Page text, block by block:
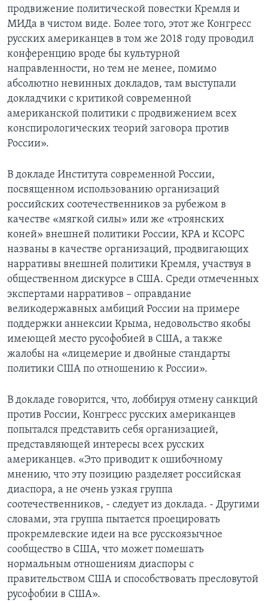
продвижение политической повестки Кремля и
МИДа в чистом виде. Более того, этот же Конгресс
русских американцев в том же 2018 году проводил
конференцию вроде бы культурной
направленности, но тем не менее, помимо
абсолютно невинных докладов, там выступали
докладчики с критикой современной
американской политики с продвижением всех
конспирологических теорий заговора против
России».
В докладе Института современной России,
посвященном использованию организаций
российских соотечественников за рубежом в
качестве «мягкой силы» или же «троянских
коней» внешней политики России, КРА и КСОРС
названы в качестве организаций, продвигающих
нарративы внешней политики Кремля, участвуя в
общественном дискурсе в США. Среди отмеченных
экспертами нарративов – оправдание
великодержавных амбиций России на примере
поддержки аннексии Крыма, недовольство якобы
имеющей место русофобией в США, а также
жалобы на «лицемерие и двойные стандарты
политики США по отношению к России».
В докладе говорится, что, лоббируя отмену санкций
против России, Конгресс русских американцев
попытался представить себя организацией,
представляющей интересы всех русских
американцев. «Это приводит к ошибочному
мнению, что эту позицию разделяет российская
диаспора, а не очень узкая группа
соотечественников, - следует из доклада. - Другими
словами, эта группа пытается проецировать
прокремлевские идеи на все русскоязычное
сообщество в США, что может помешать
нормальным отношениям диаспоры с
правительством США и способствовать пресловутой
русофобии в США».